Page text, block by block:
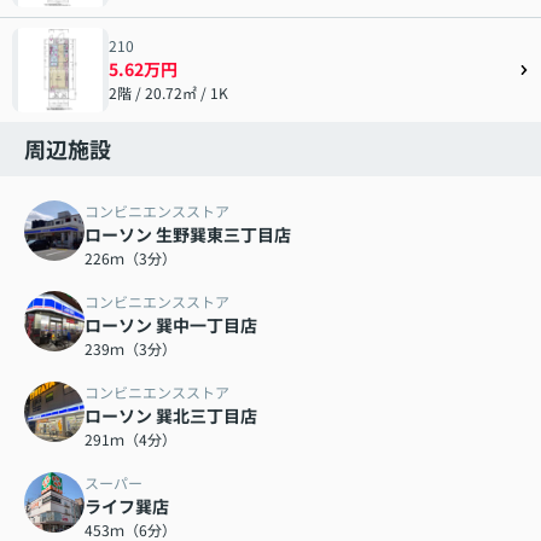
210
5.62万円
2階 / 20.72㎡ / 1K
周辺施設
コンビニエンスストア
ローソン 生野巽東三丁目店
226ｍ（3分）
コンビニエンスストア
ローソン 巽中一丁目店
239ｍ（3分）
コンビニエンスストア
ローソン 巽北三丁目店
291ｍ（4分）
スーパー
ライフ巽店
453ｍ（6分）